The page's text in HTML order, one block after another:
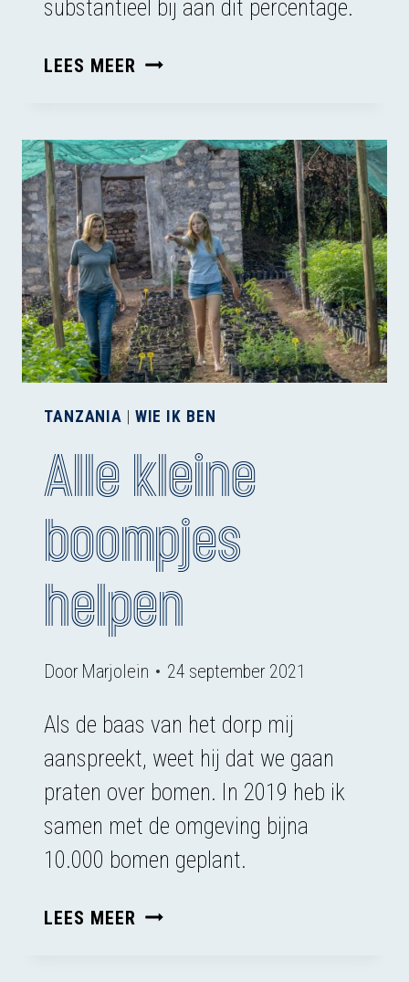
substantieel bij aan dit percentage.
LEES MEER TOERISME
TANZANIA WIE IK BEN
Alle kleine
boompjes
helpen
Door Marjolein 24 september 2021
Als de baas van het dorp mij
aanspreekt, weet hij dat we gaan
praten over bomen. In 2019 heb ik
samen met de omgeving bijna
10.000 bomen geplant.
LEES MEER ALLE